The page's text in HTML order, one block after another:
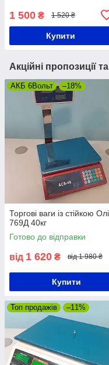
1 500 ₴ 1 520 ₴
Купити
Акційні пропозиції
АКБ 6Вольт –18%
Торгові ваги із стійкою
769Д 40кг
Готово до відправки
від 1 620 ₴ від 1 980 ₴
Купити
Топ продажів –11%